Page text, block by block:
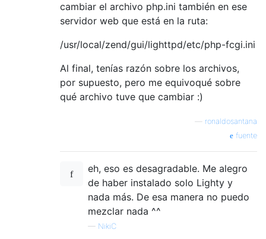
cambiar el archivo php.ini también en ese
servidor web que está en la ruta:
/usr/local/zend/gui/lighttpd/etc/php-fcgi.ini
Al final, tenías razón sobre los archivos,
por supuesto, pero me equivoqué sobre
qué archivo tuve que cambiar :)
ronaldosantana
fuente
eh, eso es desagradable. Me alegro
de haber instalado solo Lighty y
nada más. De esa manera no puedo
mezclar nada ^^
— NikiC